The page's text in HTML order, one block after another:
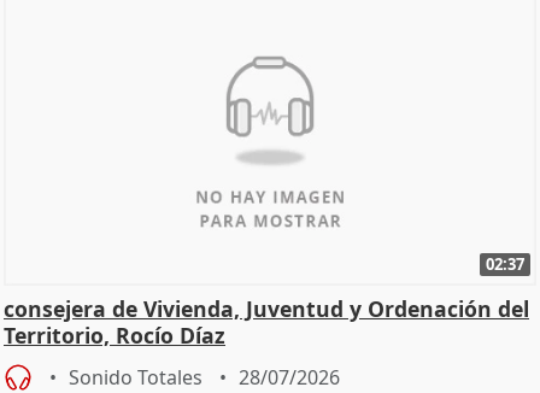
02:37
consejera de Vivienda, Juventud y Ordenación del
Territorio, Rocío Díaz
Sonido Totales 28/07/2026